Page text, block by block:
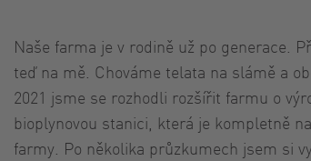
Naše farma je v rodině už po generace.
teď na mě. Chováme telata na slámě a
2021 jsme se rozhodli rozšířit farmu o
bioplynovou stanici, která je kompletně
farmy. Po několika průzkumech jsem si